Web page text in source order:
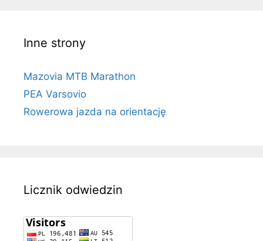
Inne strony
Mazovia MTB Marathon
PEA Varsovio
Rowerowa jazda na orientację
Licznik odwiedzin